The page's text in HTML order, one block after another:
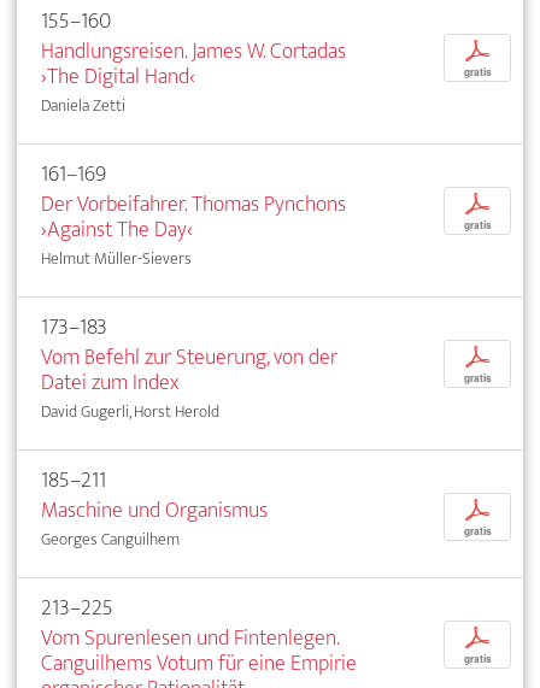
155–160
Handlungsreisen. James W. Cortadas
›The Digital Hand‹
Daniela Zetti
p
gratis
161–169
Der Vorbeifahrer. Thomas Pynchons
›Against The Day‹
Helmut Müller-Sievers
p
gratis
173–183
Vom Befehl zur Steuerung, von der
Datei zum Index
David Gugerli, Horst Herold
p
gratis
185–211
Maschine und Organismus
Georges Canguilhem
p
gratis
213–225
Vom Spurenlesen und Fintenlegen.
Canguilhems Votum für eine Empirie
p
gratis